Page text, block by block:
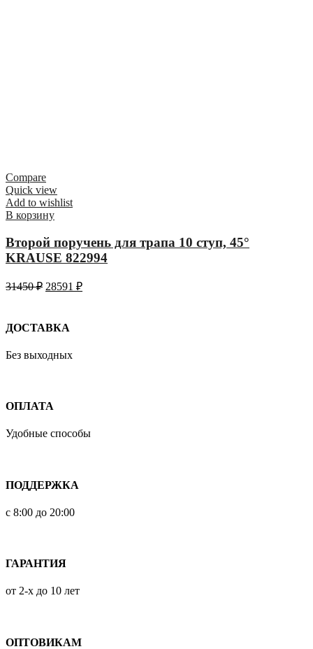
Compare
Quick view
Add to wishlist
В корзину
Второй поручень для трапа 10 ступ, 45°
KRAUSE 822994
31450₽ 28591 ₽
ДОСТАВКА
Без выходных
ОПЛАТА
Удобные способы
ПОДДЕРЖКА
с 8:00 до 20:00
ГАРАНТИЯ
от 2-х до 10 лет
ОПТОВИКАМ